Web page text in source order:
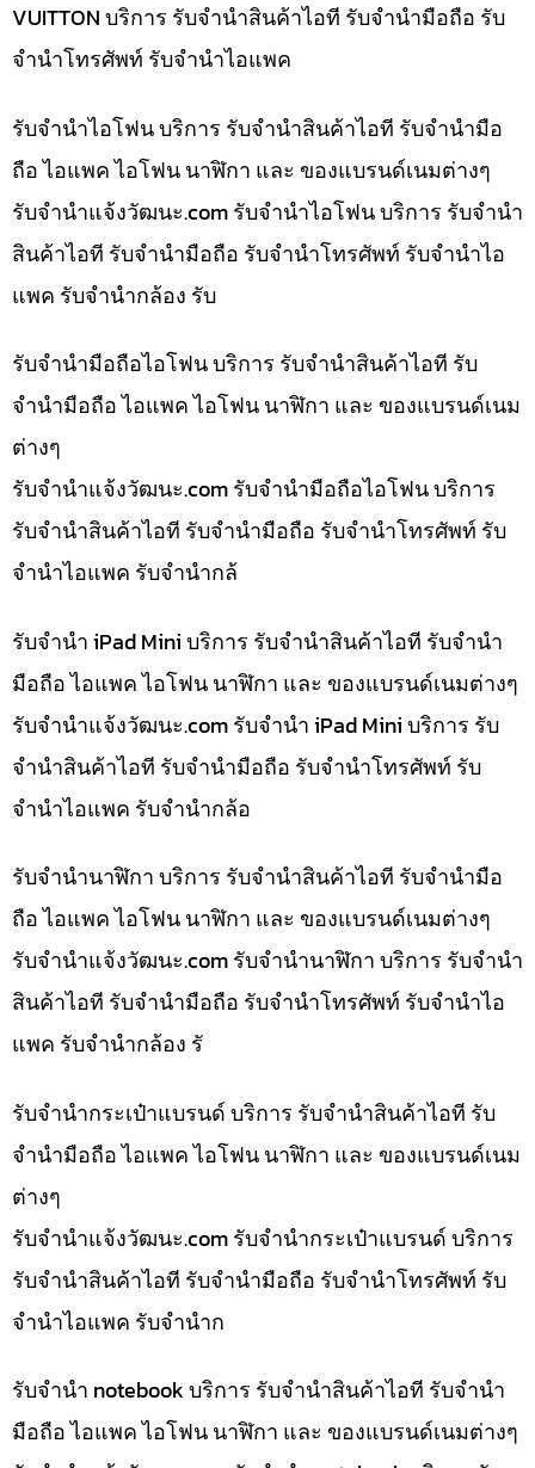
VUITTON บริการ รับจำนำสินค้าไอที รับจำนำมือถือ รับ
จำนำโทรศัพท์ รับจำนำไอแพค
รับจำนำไอโฟน บริการ รับจำนำสินค้าไอที รับจำนำมือ
ถือ ไอแพค ไอโฟน นาฬิกา และ ของแบรนด์เนมต่างๆ
รับจํานําแจ้งวัฒนะ.com รับจำนำไอโฟน บริการ รับจำนำ
สินค้าไอที รับจำนำมือถือ รับจำนำโทรศัพท์ รับจำนำไอ
แพค รับจำนำกล้อง รับ
รับจำนำมือถือไอโฟน บริการ รับจำนำสินค้าไอที รับ
จำนำมือถือ ไอแพค ไอโฟน นาฬิกา และ ของแบรนด์เนม
ต่างๆ
รับจํานําแจ้งวัฒนะ.com รับจำนำมือถือไอโฟน บริการ
รับจำนำสินค้าไอที รับจำนำมือถือ รับจำนำโทรศัพท์ รับ
จำนำไอแพค รับจำนำกล้
รับจำนำ iPad Mini บริการ รับจำนำสินค้าไอที รับจำนำ
มือถือ ไอแพค ไอโฟน นาฬิกา และ ของแบรนด์เนมต่างๆ
รับจํานําแจ้งวัฒนะ.com รับจำนำ iPad Mini บริการ รับ
จำนำสินค้าไอที รับจำนำมือถือ รับจำนำโทรศัพท์ รับ
จำนำไอแพค รับจำนำกล้อ
รับจำนำนาฬิกา บริการ รับจำนำสินค้าไอที รับจำนำมือ
ถือ ไอแพค ไอโฟน นาฬิกา และ ของแบรนด์เนมต่างๆ
รับจํานําแจ้งวัฒนะ.com รับจำนำนาฬิกา บริการ รับจำนำ
สินค้าไอที รับจำนำมือถือ รับจำนำโทรศัพท์ รับจำนำไอ
แพค รับจำนำกล้อง รั
รับจำนำกระเป๋าแบรนด์ บริการ รับจำนำสินค้าไอที รับ
จำนำมือถือ ไอแพค ไอโฟน นาฬิกา และ ของแบรนด์เนม
ต่างๆ
รับจํานําแจ้งวัฒนะ.com รับจำนำกระเป๋าแบรนด์ บริการ
รับจำนำสินค้าไอที รับจำนำมือถือ รับจำนำโทรศัพท์ รับ
จำนำไอแพค รับจำนำก
รับจำนำ notebook บริการ รับจำนำสินค้าไอที รับจำนำ
มือถือ ไอแพค ไอโฟน นาฬิกา และ ของแบรนด์เนมต่างๆ